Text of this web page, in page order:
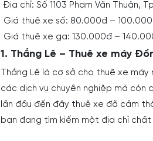
Địa chỉ: Số 1103 Phạm Văn Thuận,
Giá thuê xe số: 80.000đ –
Giá thuê xe ga: 130.000đ –
1. Thắng Lê – Thuê xe máy
Thắng Lê là cơ sở cho thuê xe
các dịch vụ chuyên nghiệp mà còn
lần đầu đến đây thuê xe đã cảm
bạn đang tìm kiếm một địa chỉ